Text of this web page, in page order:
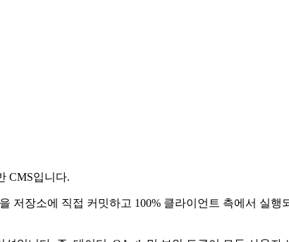
CMS입니다.
저장소에 직접 커밋하고 100% 클라이언트 측에서 실